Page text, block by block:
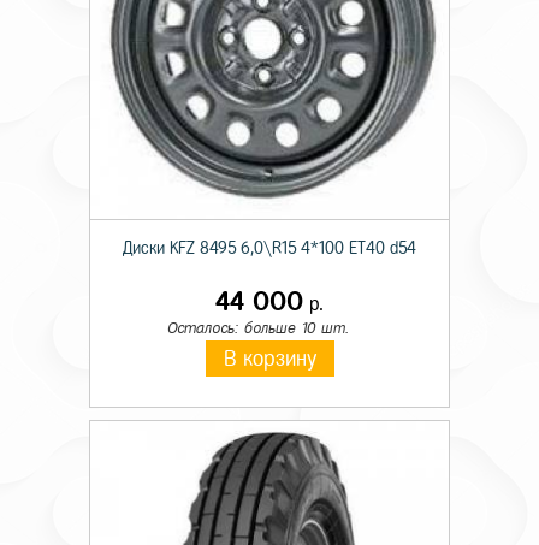
Диски KFZ 8495 6,0\R15 4*100 ET40 d54
44 000 р.
Осталось: больше 10 шт.
В корзину